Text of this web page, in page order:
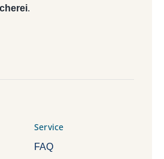
.
Service
FAQ